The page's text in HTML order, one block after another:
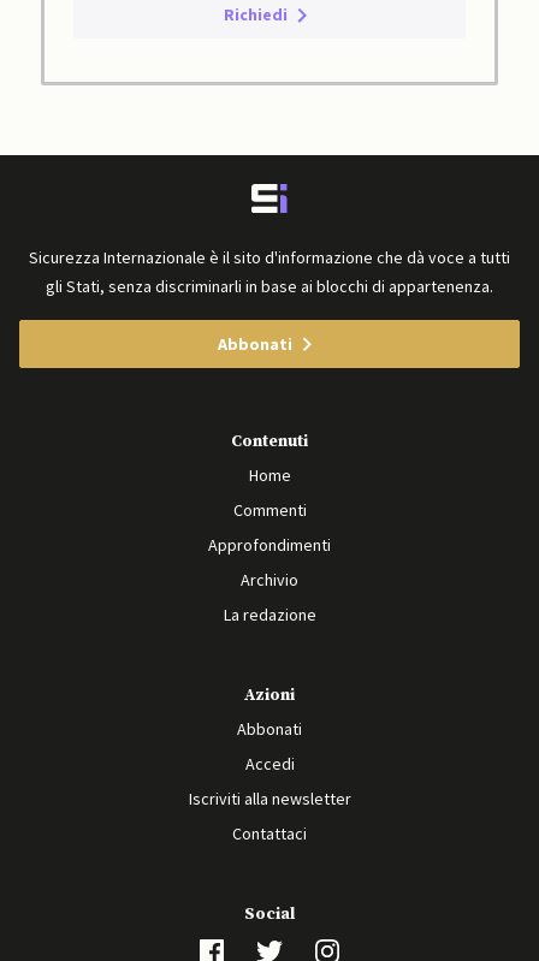
Richiedi
Sicurezza Internazionale è il sito d'informazione che dà voce a tutti
gli Stati, senza discriminarli in base ai blocchi di appartenenza.
Abbonati
Contenuti
Home
Commenti
Approfondimenti
Archivio
La redazione
Azioni
Abbonati
Accedi
Iscriviti alla newsletter
Contattaci
Social